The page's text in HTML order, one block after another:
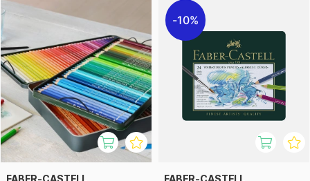
FABER-CASTELL
10%
FABER-CASTELL